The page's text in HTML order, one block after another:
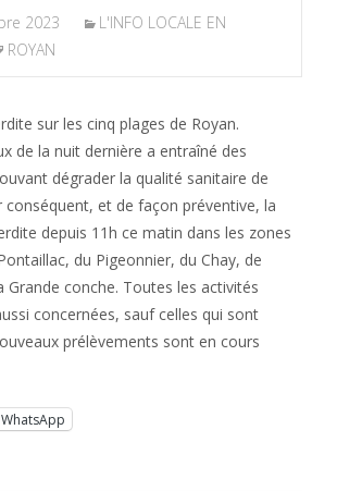
2023
L'INFO LOCALE EN
ROYAN
sur les cinq plages de Royan.
de la nuit dernière a entraîné des
dégrader la qualité sanitaire de
conséquent, et de façon préventive, la
depuis 11h ce matin dans les zones
du Pigeonnier, du Chay, de
Grande conche. Toutes les activités
concernées, sauf celles qui sont
prélèvements sont en cours
WhatsApp